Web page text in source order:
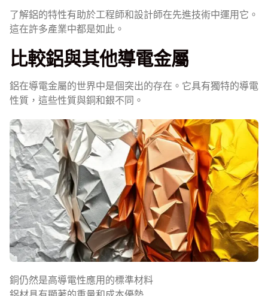
了解鋁的特性有助於工程師和設計師在先進技術中運用它。
這在許多產業中都是如此。
比較鋁與其他導電金屬
鋁在導電金屬的世界中是個突出的存在。它具有獨特的導電
性質，這些性質與銅和銀不同。
銅仍然是高導電性應用的標準材料